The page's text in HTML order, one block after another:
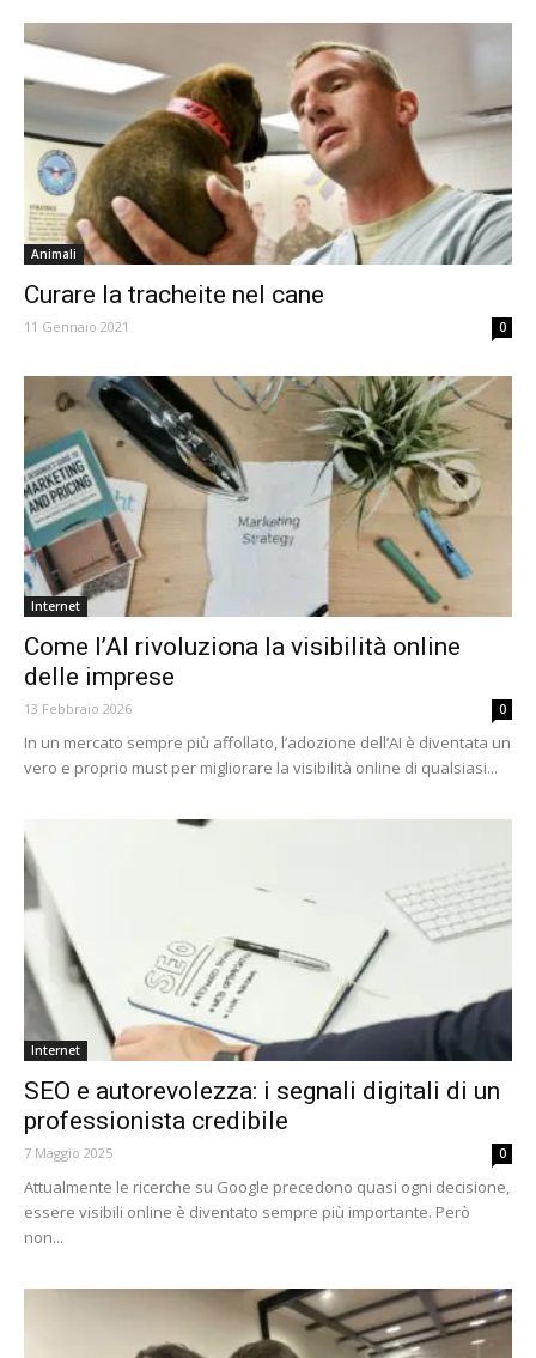
Animali
Curare la tracheite nel cane
11 Gennaio 2021 0
Internet
Come l’AI rivoluziona la visibilità online
delle imprese
13 Febbraio 2026 0
In un mercato sempre più affollato, l’adozione dell’AI è diventata un
vero e proprio must per migliorare la visibilità online di qualsiasi...
Internet
SEO e autorevolezza: i segnali digitali di un
professionista credibile
7 Maggio 2025 0
Attualmente le ricerche su Google precedono quasi ogni decisione,
essere visibili online è diventato sempre più importante. Però
non...